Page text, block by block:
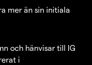
mer än sin initiala
och hänvisar till IG
i